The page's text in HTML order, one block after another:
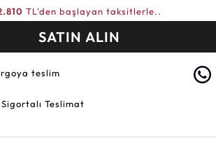
TL'den başlayan taksitlerle..
SATIN ALIN
teslim
Teslimat